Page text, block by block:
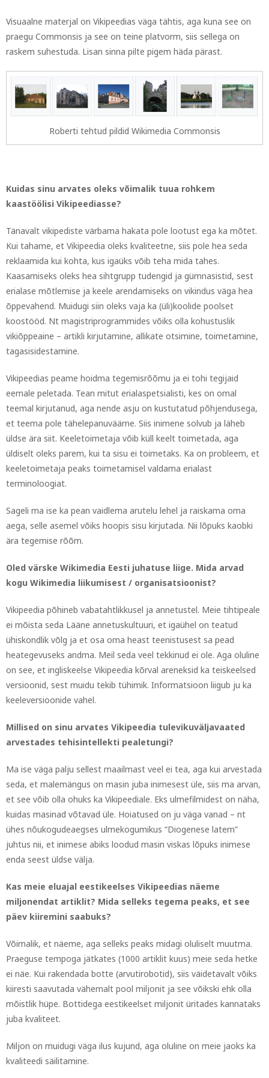
Visuaalne materjal on Vikipeedias väga tähtis, aga kuna see on
praegu Commonsis ja see on teine platvorm, siis sellega on
raskem suhestuda. Lisan sinna pilte pigem häda pärast.
Roberti tehtud pildid Wikimedia Commonsis
Kuidas sinu arvates oleks võimalik tuua rohkem
kaastöölisi Vikipeediasse?
Tänavalt vikipediste värbama hakata pole lootust ega ka mõtet.
Kui tahame, et Vikipeedia oleks kvaliteetne, siis pole hea seda
reklaamida kui kohta, kus igaüks võib teha mida tahes.
Kaasamiseks oleks hea sihtgrupp tudengid ja gümnasistid, sest
erialase mõtlemise ja keele arendamiseks on vikindus väga hea
õppevahend. Muidugi siin oleks vaja ka (üli)koolide poolset
koostööd. Nt magistriprogrammides võiks olla kohustuslik
vikiõppeaine – artikli kirjutamine, allikate otsimine, toimetamine,
tagasisidestamine.
Vikipeedias peame hoidma tegemisrõõmu ja ei tohi tegijaid
eemale peletada. Tean mitut erialaspetsialisti, kes on omal
teemal kirjutanud, aga nende asju on kustutatud põhjendusega,
et teema pole tähelepanuväärne. Siis inimene solvub ja läheb
üldse ära siit. Keeletoimetaja võib küll keelt toimetada, aga
üldiselt oleks parem, kui ta sisu ei toimetaks. Ka on probleem, et
keeletoimetaja peaks toimetamisel valdama erialast
terminoloogiat.
Sageli ma ise ka pean vaidlema arutelu lehel ja raiskama oma
aega, selle asemel võiks hoopis sisu kirjutada. Nii lõpuks kaobki
ära tegemise rõõm.
Oled värske Wikimedia Eesti juhatuse liige. Mida arvad
kogu Wikimedia liikumisest / organisatsioonist?
Vikipeedia põhineb vabatahtlikkusel ja annetustel. Meie tihtipeale
ei mõista seda Lääne annetuskultuuri, et igaühel on teatud
ühiskondlik võlg ja et osa oma heast teenistusest sa pead
heategevuseks andma. Meil seda veel tekkinud ei ole. Aga oluline
on see, et ingliskeelse Vikipeedia kõrval areneksid ka teiskeelsed
versioonid, sest muidu tekib tühimik. Informatsioon liigub ju ka
keeleversioonide vahel.
Millised on sinu arvates Vikipeedia tulevikuväljavaated
arvestades tehisintellekti pealetungi?
Ma ise väga palju sellest maailmast veel ei tea, aga kui arvestada
seda, et malemängus on masin juba inimesest üle, siis ma arvan,
et see võib olla ohuks ka Vikipeediale. Eks ulmefilmidest on näha,
kuidas masinad võtavad üle. Hoiatused on ju väga vanad – nt
ühes nõukogudeaegses ulmekogumikus “Diogenese latern”
juhtus nii, et inimese abiks loodud masin viskas lõpuks inimese
enda seest üldse välja.
Kas meie eluajal eestikeelses Vikipeedias näeme
miljonendat artiklit? Mida selleks tegema peaks, et see
päev kiiremini saabuks?
Võimalik, et näeme, aga selleks peaks midagi oluliselt muutma.
Praeguse tempoga jätkates (1000 artiklit kuus) meie seda hetke
ei näe. Kui rakendada botte (arvutirobotid), siis väidetavalt võiks
kiiresti saavutada vähemalt pool miljonit ja see võikski ehk olla
mõistlik hüpe. Bottidega eestikeelset miljonit üritades kannataks
juba kvaliteet.
Miljon on muidugi väga ilus kujund, aga oluline on meie jaoks ka
kvaliteedi säilitamine.